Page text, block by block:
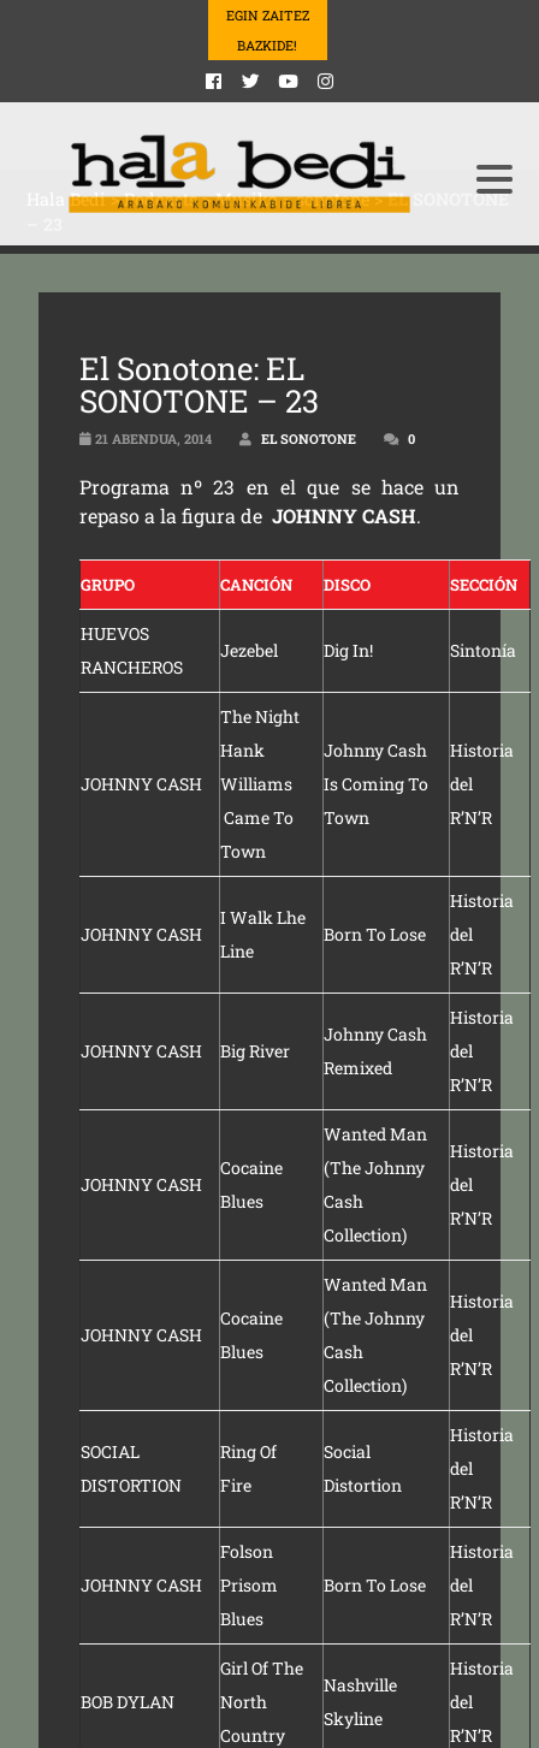
EGIN ZAITEZ
BAZKIDE!
Hala Bedi>Podcasts>Musika>sonotone>EL SONOTONE
El Sonotone: EL
SONOTONE – 23
21 ABENDUA, 2014 EL SONOTONE 0
Programa nº 23 en el que se hace un
repaso a la figura de JOHNNY CASH.
GRUPO CANCIÓN DISCO SECCIÓN
HUEVOS
RANCHEROS
Jezebel Dig In! Sintonía
JOHNNY CASH
The Night
Hank
Williams
Came To
Town
Johnny Cash
Is Coming To
Town
Historia
del
R’N’R
JOHNNY CASH
I Walk Lhe
Line
Born To Lose
Historia
del
R’N’R
JOHNNY CASH Big River
Johnny Cash
Remixed
Historia
del
R’N’R
JOHNNY CASH
Cocaine
Blues
Wanted Man
(The Johnny
Cash
Collection)
Historia
del
R’N’R
JOHNNY CASH
Cocaine
Blues
Wanted Man
(The Johnny
Cash
Collection)
Historia
del
R’N’R
SOCIAL
DISTORTION
Ring Of
Fire
Social
Distortion
Historia
del
R’N’R
JOHNNY CASH
Folson
Prisom
Blues
Born To Lose
Historia
del
R’N’R
BOB DYLAN
Girl Of The
North
Country
Nashville
Skyline
Historia
del
R’N’R